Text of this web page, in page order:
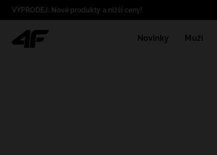
VÝPRODEJ: Nové produkty a nižší ceny!
Novinky Muži